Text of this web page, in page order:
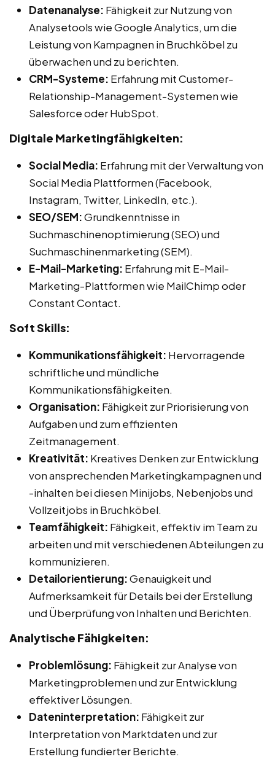
Datenanalyse: Fähigkeit zur Nutzung von
Analysetools wie Google Analytics, um die
Leistung von Kampagnen in Bruchköbel zu
überwachen und zu berichten.
CRM-Systeme: Erfahrung mit Customer-
Relationship-Management-Systemen wie
Salesforce oder HubSpot.
Digitale Marketingfähigkeiten:
Social Media: Erfahrung mit der Verwaltung von
Social Media Plattformen (Facebook,
Instagram, Twitter, LinkedIn, etc.).
SEO/SEM:Grundkenntnisse in
Suchmaschinenoptimierung (SEO) und
Suchmaschinenmarketing (SEM).
E-Mail-Marketing: Erfahrung mit E-Mail-
Marketing-Plattformen wie MailChimp oder
Constant Contact.
Soft Skills:
Kommunikationsfähigkeit: Hervorragende
schriftliche und mündliche
Kommunikationsfähigkeiten.
Organisation: Fähigkeit zur Priorisierung von
Aufgaben und zum effizienten
Zeitmanagement.
Kreativität: Kreatives Denken zur Entwicklung
von ansprechenden Marketingkampagnen und
-inhalten bei diesen Minijobs, Nebenjobs und
Vollzeitjobs in Bruchköbel.
Teamfähigkeit: Fähigkeit, effektiv im Team zu
arbeiten und mit verschiedenen Abteilungen zu
kommunizieren.
Detailorientierung:Genauigkeit und
Aufmerksamkeit für Details bei der Erstellung
und Überprüfung von Inhalten und Berichten.
Analytische Fähigkeiten:
Problemlösung: Fähigkeit zur Analyse von
Marketingproblemen und zur Entwicklung
effektiver Lösungen.
Dateninterpretation: Fähigkeit zur
Interpretation von Marktdaten und zur
Erstellung fundierter Berichte.